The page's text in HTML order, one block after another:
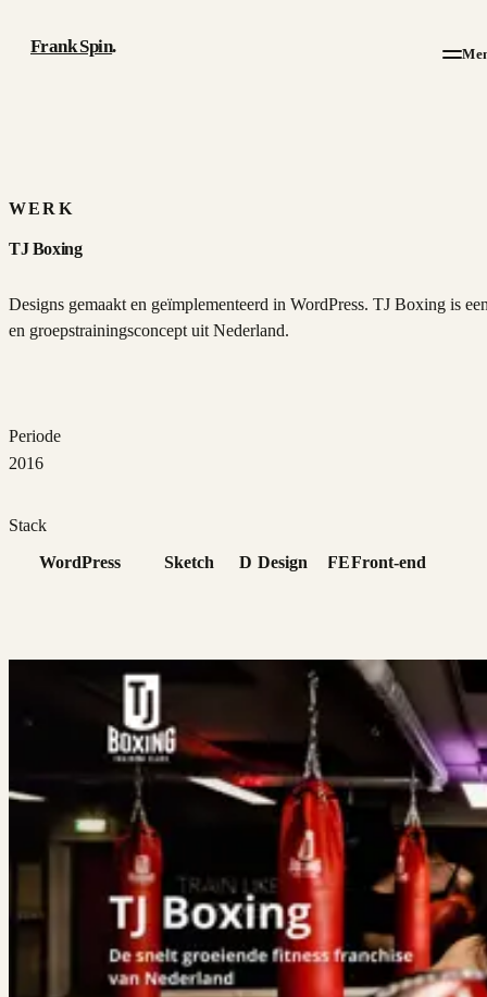
Frank Spin.
Over
CV
WERK
TJ Boxing
Designs gemaakt en geïmplementeerd in WordPress. TJ Boxing is
en groepstrainingsconcept uit Nederland.
Periode
2016
Stack
WordPress
Sketch D Design FEFront-end